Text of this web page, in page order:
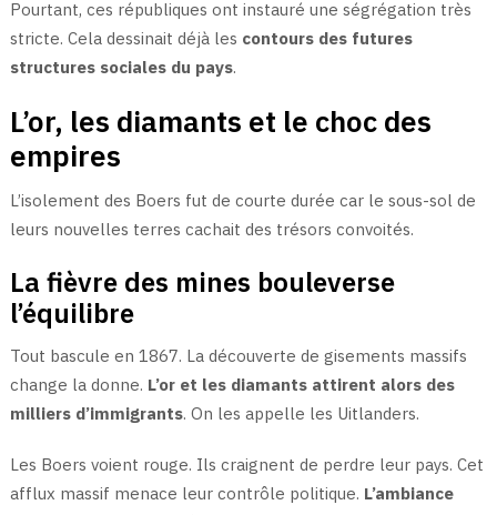
Pourtant, ces républiques ont instauré une ségrégation très
stricte. Cela dessinait déjà les contours des futures
structures sociales du pays.
L’or, les diamants et le choc des
empires
L’isolement des Boers fut de courte durée car le sous-sol de
leurs nouvelles terres cachait des trésors convoités.
La fièvre des mines bouleverse
l’équilibre
Tout bascule en 1867. La découverte de gisements massifs
change la donne. L’or et les diamants attirent alors des
milliers d’immigrants. On les appelle les Uitlanders.
Les Boers voient rouge. Ils craignent de perdre leur pays. Cet
afflux massif menace leur contrôle politique. L’ambiance